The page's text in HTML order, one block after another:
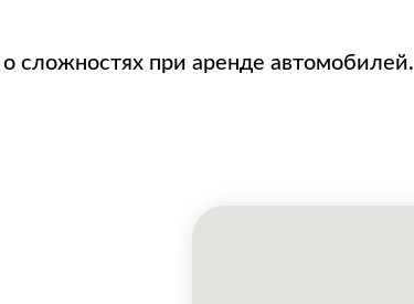
сложностях при аренде автомобилей.